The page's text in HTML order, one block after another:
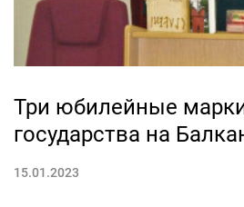
Три юбилейные
государства на
15.01.2023